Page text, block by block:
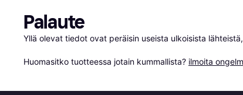
Palaute
Yllä olevat tiedot ovat peräisin useista ulkoisista
Huomasitko tuotteessa jotain kummallista? ilmoita